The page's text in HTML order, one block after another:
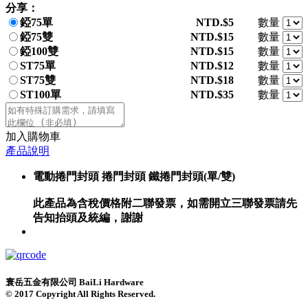
分享：
錏75單
NTD.$5
數量
錏75雙
NTD.$15
數量
錏100雙
NTD.$15
數量
ST75單
NTD.$12
數量
ST75雙
NTD.$18
數量
ST100單
NTD.$35 數量
加入購物車
產品說明
電動捲門封頭 捲門封頭 鐵捲門封頭(單/雙)
此產品為含稅價格附二聯發票，如需開立三聯發票請先
告知抬頭及統編，謝謝
寰岳五金有限公司 BaiLi Hardware
© 2017 Copyright All Rights Reserved.